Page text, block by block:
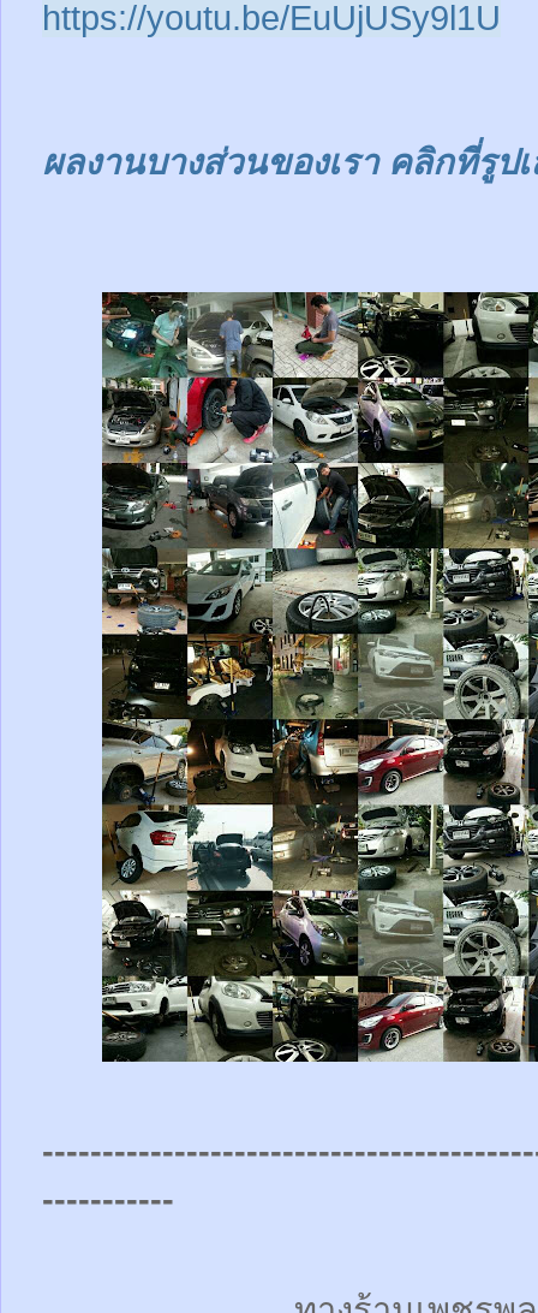
https://youtu.be/EuUjUSy9l1U
ผลงานบางส่วนของเรา คลิกที่รูป
-----------